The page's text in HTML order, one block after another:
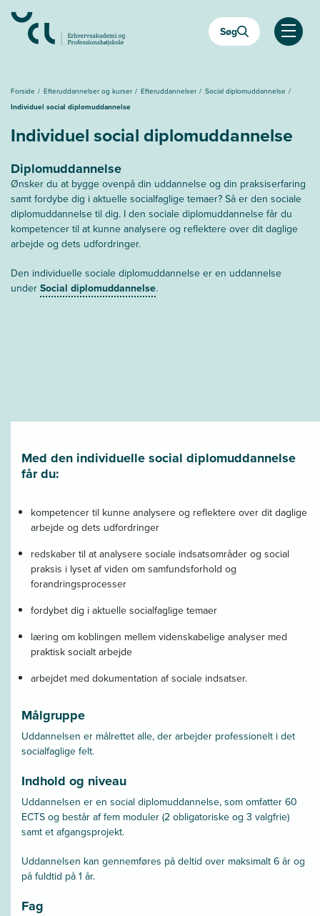
hovedindhold
Søg
Åben
Forside Efteruddannelser og kurser Efteruddannelser
Social diplomuddannelse
Individuel social diplomuddannelse
Individuel social diplomuddannelse
Diplomuddannelse
Ønsker du at bygge ovenpå din uddannelse og din praksiserfaring
samt fordybe dig i aktuelle socialfaglige temaer? Så er den sociale
diplomuddannelse til dig. I den sociale diplomuddannelse får du
kompetencer til at kunne analysere og reflektere over dit daglige
arbejde og dets udfordringer.
Den individuelle sociale diplomuddannelse er en uddannelse
underSocial diplomuddannelse.
Med den individuelle social diplomuddannelse
får du:
kompetencer til kunne analysere og reflektere over dit daglige
arbejde og dets udfordringer
redskaber til at analysere sociale indsatsområder og social
praksis i lyset af viden om samfundsforhold og
forandringsprocesser
fordybet dig i aktuelle socialfaglige temaer
læring om koblingen mellem videnskabelige analyser med
praktisk socialt arbejde
arbejdet med dokumentation af sociale indsatser.
Målgruppe
Uddannelsen er målrettet alle, der arbejder professionelt i det
socialfaglige felt.
Indhold og niveau
Uddannelsen er en social diplomuddannelse, som omfatter 60
ECTS og består af fem moduler (2 obligatoriske og 3 valgfrie)
samt et afgangsprojekt.
Uddannelsen kan gennemføres på deltid over maksimalt 6 år og
på fuldtid på 1 år.
Fag